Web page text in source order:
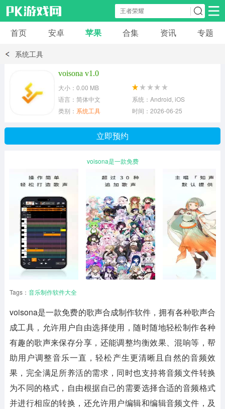
安卓应用 安卓游戏
模拟经营
首页 安卓 苹果 合集 资讯 专题
系统工具
voisona v1.0
大小：0.00 MB
语言：简体中文
系统：Android, iOS
类别： 系统工具 时间：2026-06-25
立即预约
voisona是一款免费
Tags： 音乐制作软件大全
voisona是一款免费的歌声合成制作软件，拥有各种歌声合
成工具，允许用户自由选择使用，随时随地轻松制作各种
有趣的歌声来保存分享，还能调整均衡效果、混响等，帮
助用户调整音乐一直，轻松产生更清晰且自然的音频效
果，完全满足所养活的需求，同时也支持将音频文件转换
为不同的格式，自由根据自己的需要选择合适的音频格式
并进行相应的转换，还允许用户编辑和编辑音频文件，及